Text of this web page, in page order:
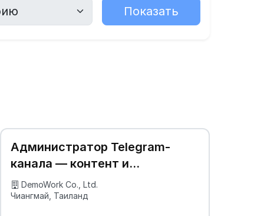
Показать
Администратор Telegram-
канала — контент и
модерация
DemoWork Co., Ltd.
Чиангмай, Таиланд